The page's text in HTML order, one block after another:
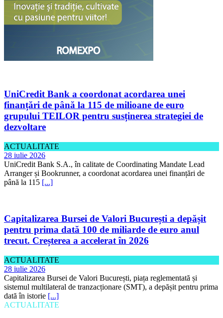
UniCredit Bank a coordonat acordarea unei
finanțări de până la 115 de milioane de euro
grupului TEILOR pentru susținerea strategiei de
dezvoltare
ACTUALITATE
28 iulie 2026
UniCredit Bank S.A., în calitate de Coordinating Mandate Lead
Arranger și Bookrunner, a coordonat acordarea unei finanțări de
până la 115 [...]
Capitalizarea Bursei de Valori București a depășit
pentru prima dată 100 de miliarde de euro anul
trecut. Creșterea a accelerat în 2026
ACTUALITATE
28 iulie 2026
Capitalizarea Bursei de Valori București, piața reglementată și
sistemul multilateral de tranzacționare (SMT), a depășit pentru prima
dată în istorie [...]
ACTUALITATE